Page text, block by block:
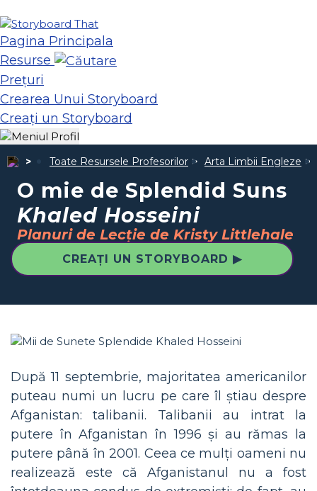
Pagina Principala
Resurse
Prețuri
Crearea Unui Storyboard
Creați un Storyboard
Toate Resursele Profesorilor Arta Limbii Engleze
O mie de Splendid Suns
Khaled Hosseini
Planuri de Lecție de Kristy Littlehale
CREAȚI UN STORYBOARD ▶
După 11 septembrie, majoritatea americanilor
puteau numi un lucru pe care îl știau despre
Afganistan: talibanii. Talibanii au intrat la
putere în Afganistan în 1996 și au rămas la
putere până în 2001. Ceea ce mulți oameni nu
realizează este că Afganistanul nu a fost